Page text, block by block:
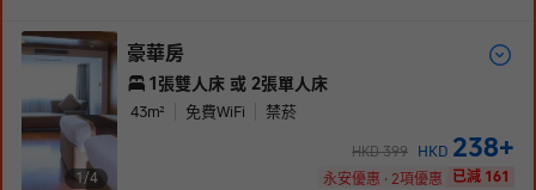
1/4
豪華房
1張雙人床 或 2張單人床
43m² 免費WiFi 禁菸
HKD399 HKD 238+
永安優惠 · 2項優惠 已減 161